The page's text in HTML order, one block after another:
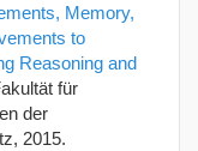
Memory,
to
Reasoning and
für
der
2015.